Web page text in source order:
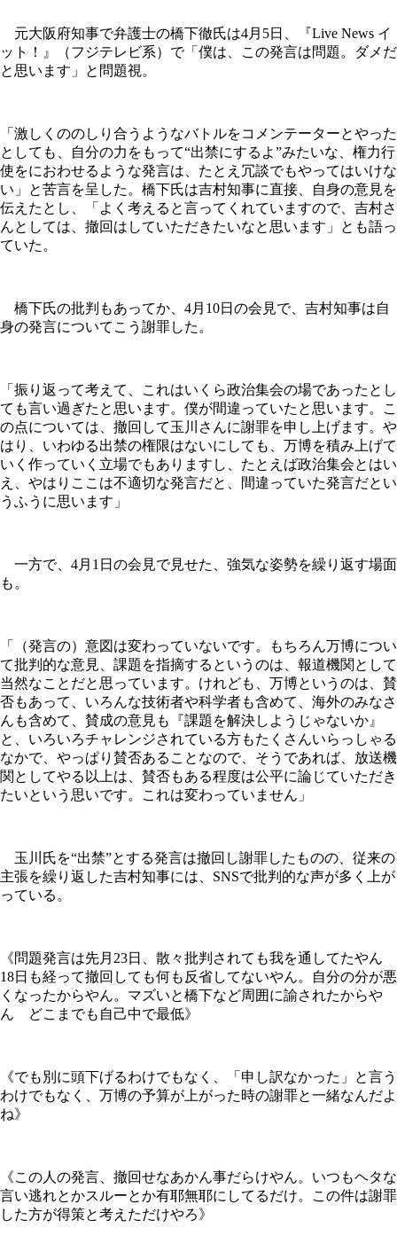
元大阪府知事で弁護士の橋下徹氏は4月5日、『Live News イ
ット！』（フジテレビ系）で「僕は、この発言は問題。ダメだ
と思います」と問題視。
「激しくののしり合うようなバトルをコメンテーターとやった
としても、自分の力をもって“出禁にするよ”みたいな、権力行
使をにおわせるような発言は、たとえ冗談でもやってはいけな
い」と苦言を呈した。橋下氏は吉村知事に直接、自身の意見を
伝えたとし、「よく考えると言ってくれていますので、吉村さ
んとしては、撤回はしていただきたいなと思います」とも語っ
ていた。
橋下氏の批判もあってか、4月10日の会見で、吉村知事は自
身の発言についてこう謝罪した。
「振り返って考えて、これはいくら政治集会の場であったとし
ても言い過ぎたと思います。僕が間違っていたと思います。こ
の点については、撤回して玉川さんに謝罪を申し上げます。や
はり、いわゆる出禁の権限はないにしても、万博を積み上げて
いく作っていく立場でもありますし、たとえば政治集会とはい
え、やはりここは不適切な発言だと、間違っていた発言だとい
うふうに思います」
一方で、4月1日の会見で見せた、強気な姿勢を繰り返す場面
も。
「（発言の）意図は変わっていないです。もちろん万博につい
て批判的な意見、課題を指摘するというのは、報道機関として
当然なことだと思っています。けれども、万博というのは、賛
否もあって、いろんな技術者や科学者も含めて、海外のみなさ
んも含めて、賛成の意見も『課題を解決しようじゃないか』
と、いろいろチャレンジされている方もたくさんいらっしゃる
なかで、やっぱり賛否あることなので、そうであれば、放送機
関としてやる以上は、賛否もある程度は公平に論じていただき
たいという思いです。これは変わっていません」
玉川氏を“出禁”とする発言は撤回し謝罪したものの、従来の
主張を繰り返した吉村知事には、SNSで批判的な声が多く上が
っている。
《問題発言は先月23日、散々批判されても我を通してたやん
18日も経って撤回しても何も反省してないやん。自分の分が悪
くなったからやん。マズいと橋下など周囲に諭されたからや
ん どこまでも自己中で最低》
《でも別に頭下げるわけでもなく、「申し訳なかった」と言う
わけでもなく、万博の予算が上がった時の謝罪と一緒なんだよ
ね》
《この人の発言、撤回せなあかん事だらけやん。いつもヘタな
言い逃れとかスルーとか有耶無耶にしてるだけ。この件は謝罪
した方が得策と考えただけやろ》